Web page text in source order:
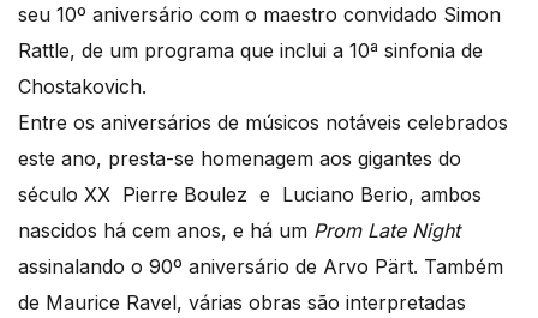
seu 10º aniversário com o maestro convidado Simon
Rattle, de um programa que inclui a 10ª sinfonia de
Chostakovich.
Entre os aniversários de músicos notáveis ​​celebrados
este ano, presta-se homenagem aos gigantes do
século XX Pierre Boulez e Luciano Berio, ambos
nascidos há cem anos, e há um Prom Late Night
assinalando o 90º aniversário de Arvo Pärt. Também
de Maurice Ravel, várias obras são interpretadas